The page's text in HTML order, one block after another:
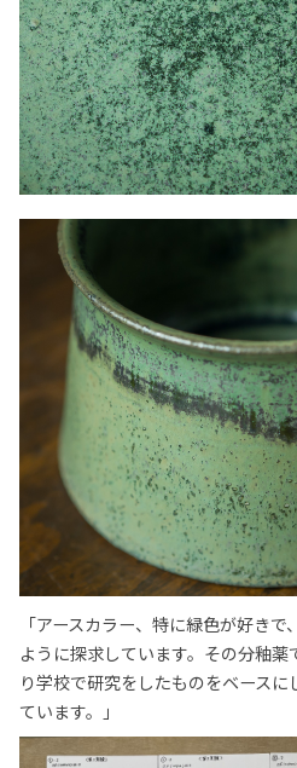
「アースカラー、特に緑色が好きで
ように探求しています。 その分釉薬
り学校で研究をしたものをベースに
ています。」